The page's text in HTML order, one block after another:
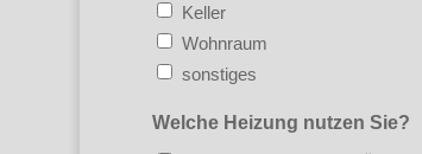
Keller
Wohnraum
sonstiges
Welche Heizung nutzen Sie?